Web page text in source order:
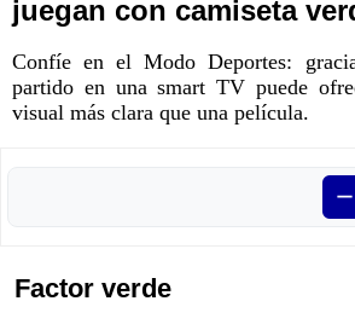
juegan con camiseta
Confíe en el Modo Deportes:
partido en una smart TV puede
visual más clara que una película.
Factor verde